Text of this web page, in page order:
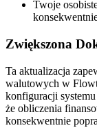
Twoje
Zwiększona
Ta aktualizacja
walutowych w
konfiguracji
że obliczenia
konsekwentnie